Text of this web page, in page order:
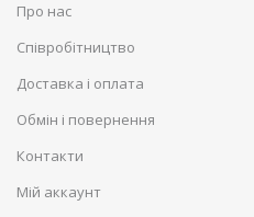
Про нас
Співробітництво
Доставка і оплата
Обмін і повернення
Контакти
Мій аккаунт